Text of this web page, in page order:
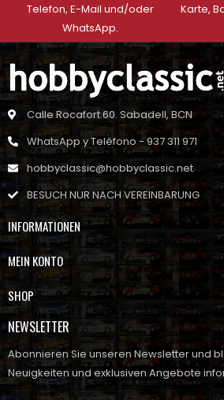
Telefon, E-Mail und/oder
WhatsApp.
Karte,
Calle Rocafort 60. Sabadell, BCN
WhatsApp y Teléfono - 937 311 971
hobbyclassic@hobbyclassic.net
BESUCH NUR NACH VEREINBARUNG
INFORMATIONEN
MEIN KONTO
SHOP
NEWSLETTER
Abonnieren Sie unseren Newsletter und
Neuigkeiten und exklusiven Angebote